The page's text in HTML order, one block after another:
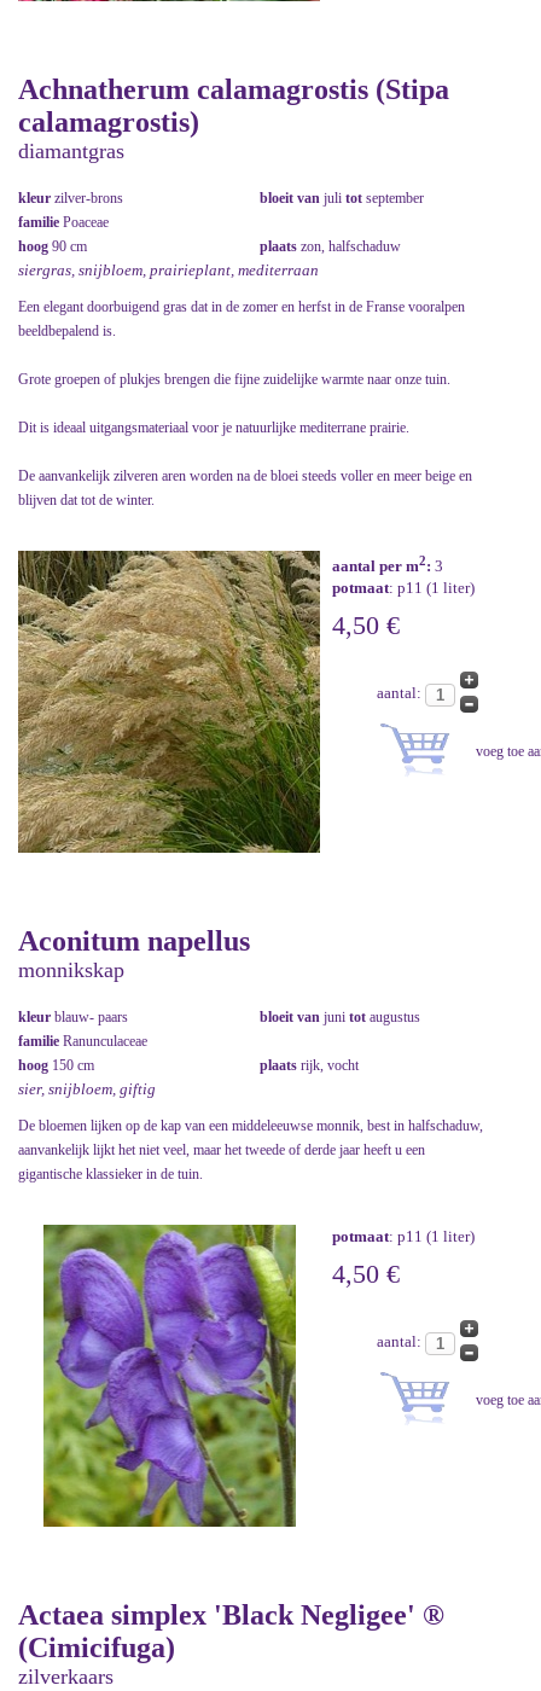
Achnatherum calamagrostis (Stipa
calamagrostis)
diamantgras
kleur zilver-brons bloeit van juli tot september
familie Poaceae
hoog 90 cm plaats zon, halfschaduw
siergras, snijbloem, prairieplant, mediterraan
Een elegant doorbuigend gras dat in de zomer en herfst in de Franse vooralpen
beeldbepalend is.
Grote groepen of plukjes brengen die fijne zuidelijke warmte naar onze tuin.
Dit is ideaal uitgangsmateriaal voor je natuurlijke mediterrane prairie.
De aanvankelijk zilveren aren worden na de bloei steeds voller en meer beige en
blijven dat tot de winter.
aantal per m2: 3
potmaat: p11 (1 liter)
4,50 €
aantal:
Aconitum napellus
monnikskap
kleur blauw- paars bloeit van juni tot augustus
familie Ranunculaceae
hoog 150 cm plaats rijk, vocht
sier, snijbloem, giftig
De bloemen lijken op de kap van een middeleeuwse monnik, best in halfschaduw,
aanvankelijk lijkt het niet veel, maar het tweede of derde jaar heeft u een
gigantische klassieker in de tuin.
potmaat: p11 (1 liter)
4,50 €
aantal:
Actaea simplex 'Black Negligee' ®
(Cimicifuga)
zilverkaars